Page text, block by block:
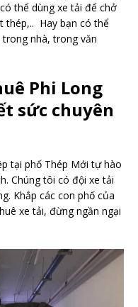
thể dùng xe tải để chở
thép,.. Hay bạn có thể
nhà, trong văn
Phi Long
sức chuyên
tại phố Thép Mới tự hào
Chúng tôi có đội xe tải
Khắp các con phố của
xe tải, đừng ngần ngại